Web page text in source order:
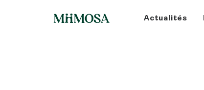
Actualités